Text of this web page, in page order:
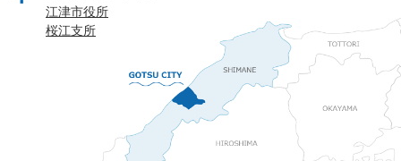
江津市役所
桜江支所